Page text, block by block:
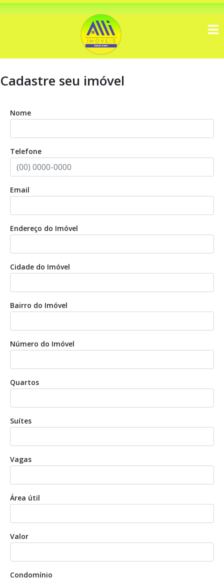
Cadastre seu imóvel
Nome
Telefone
Email
Endereço do Imóvel
Cidade do Imóvel
Bairro do Imóvel
Número do Imóvel
Quartos
Suítes
Vagas
Área útil
Valor
Condomínio